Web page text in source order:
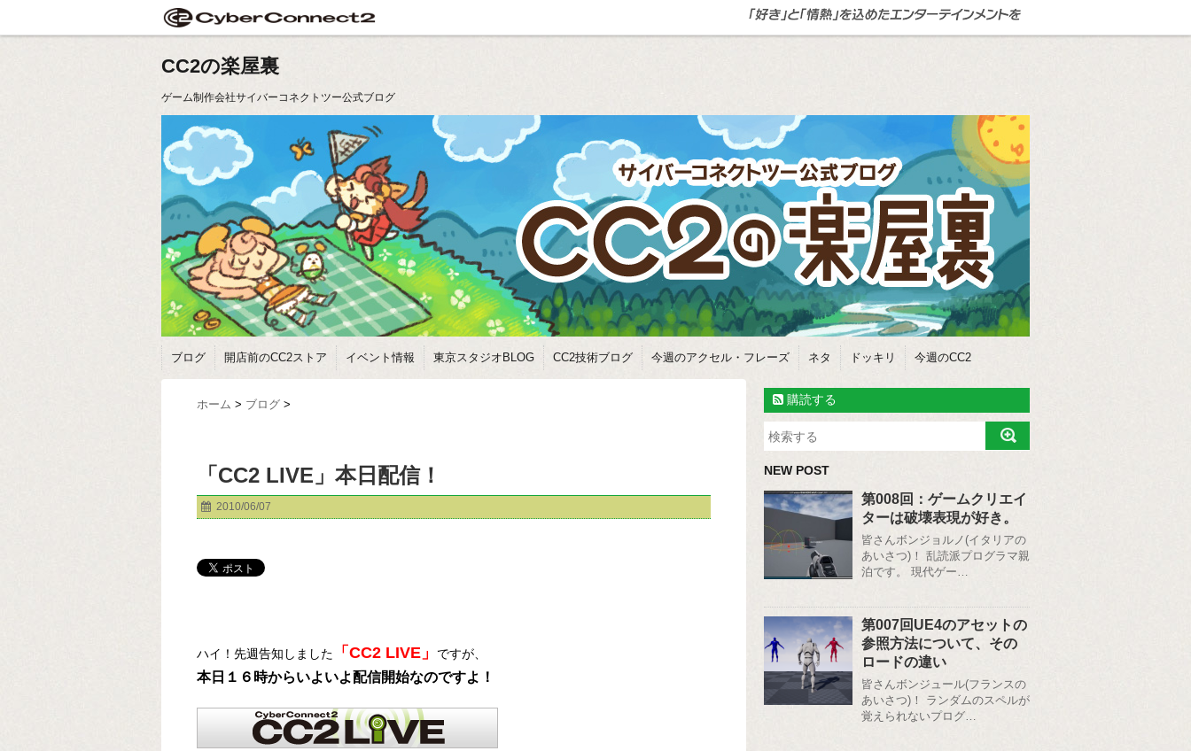
CC2の楽屋裏
ゲーム制作会社サイバーコネクトツー公式ブログ
ブログ 開店前のCC2ストア イベント情報 東京スタジオBLOG CC2技術ブログ 今週のアクセル・フレーズ ネタ ドッキリ 今週のCC2
ホーム > ブログ >
「CC2 LIVE」本日配信！
2010/06/07
ハイ！先週告知しました 「CC2 LIVE」 ですが、
本日１６時からいよいよ配信開始なのですよ！
購読する
NEW POST
第008回：ゲームクリエイ
ターは破壊表現が好き。
皆さんボンジョルノ(イタリアの
あいさつ)！ 乱読派プログラマ親
泊です。 現代ゲー…
第007回UE4のアセットの
参照方法について、その
ロードの違い
皆さんボンジュール(フランスの
あいさつ)！ ランダムのスペルが
覚えられないプログ…